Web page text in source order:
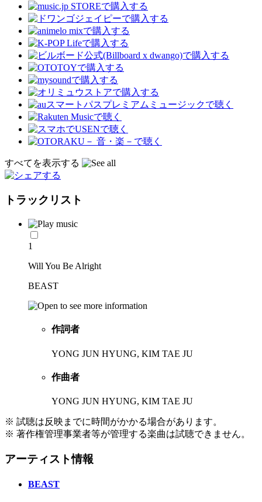
すべてを表示する
トラックリスト
1
Will You Be Alright
BEAST
作詞者
YONG JUN HYUNG, KIM TAE JU
作曲者
YONG JUN HYUNG, KIM TAE JU
※ 試聴は反映までに時間がかかる場合があります。
※ 著作権管理事業者等が管理する楽曲は試聴できません。
アーティスト情報
BEAST